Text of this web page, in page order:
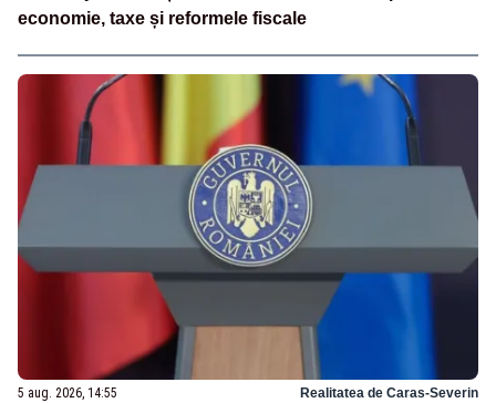
economie, taxe și reformele fiscale
5 aug. 2026, 14:55 Realitatea de Caras-Severin